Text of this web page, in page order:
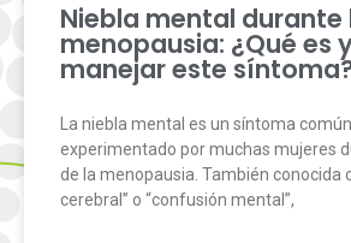
Niebla mental durante
menopausia: ¿Qué es
manejar este
La niebla mental es un síntoma
experimentado por muchas mujeres
de la menopausia. También conocida
cerebral” o “confusión mental”,